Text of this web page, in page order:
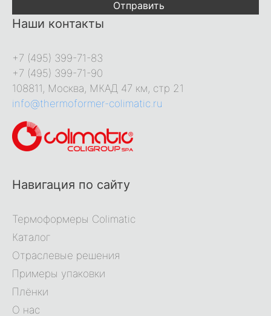
Наши контакты
+7 (495) 399-71-83
+7 (495) 399-71-90
108811, Москва, МКАД 47 км, стр 21
info@thermoformer-colimatic.ru
Навигация по сайту
Термоформеры Colimatic
Каталог
Отраслевые решения
Примеры упаковки
Плёнки
О нас
Отправить